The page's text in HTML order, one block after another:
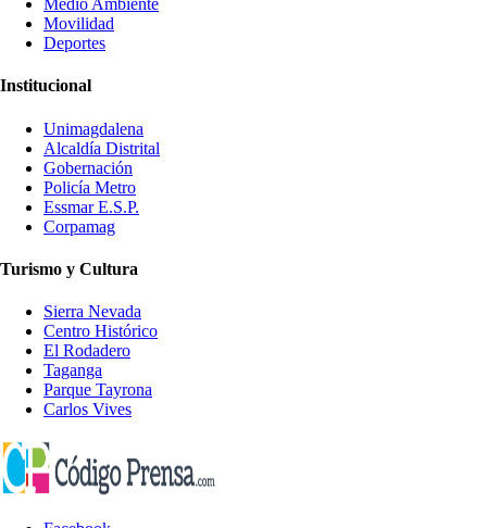
Medio Ambiente
Movilidad
Deportes
Institucional
Unimagdalena
Alcaldía Distrital
Gobernación
Policía Metro
Essmar E.S.P.
Corpamag
Turismo y Cultura
Sierra Nevada
Centro Histórico
El Rodadero
Taganga
Parque Tayrona
Carlos Vives